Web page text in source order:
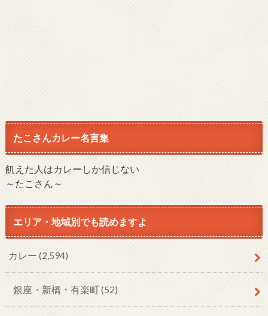
たこさんカレー名言集
飢えた人はカレーしか信じない
～たこさん～
エリア・地域別でも読めますよ
カレー (2,594)
銀座・新橋・有楽町(52)